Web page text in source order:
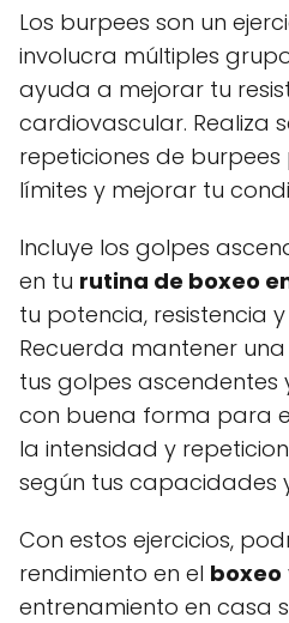
Los burpees son un
involucra múltiples
ayuda a mejorar tu
cardiovascular. Realiza
repeticiones de
límites y mejorar tu
Incluye los golpes
en tu rutina de boxeo
tu potencia, resistencia
Recuerda mantener
tus golpes ascendentes
con buena forma para
la intensidad y
según tus capacidades
Con estos ejercicios,
rendimiento en el boxeo
entrenamiento en casa